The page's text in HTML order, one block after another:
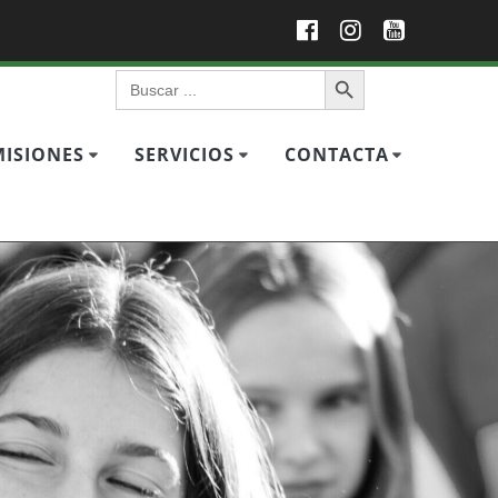
SERVICIOS CONTACTA
Buscar: Botón de búsqueda